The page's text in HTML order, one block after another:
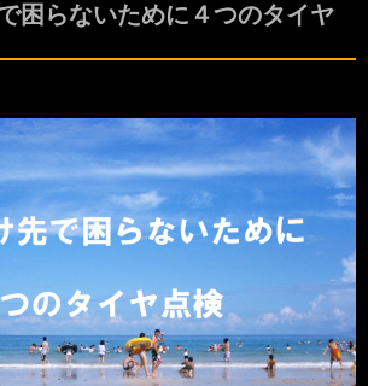
困らないために４つのタイヤ